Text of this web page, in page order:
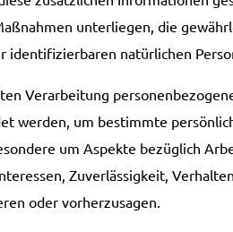
unterliegen, die
natürlichen
Verarbeitung
werden, um bestimmte
um Aspekte bezüglich
Zuverlässigkeit,
oder vorherzusagen.